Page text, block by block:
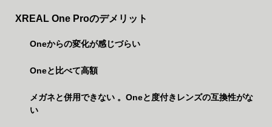
XREAL One Proのデメリット
Oneからの変化が感じづらい
Oneと比べて高額
メガネと併用できない 。Oneと度付きレンズの互換性がな
い